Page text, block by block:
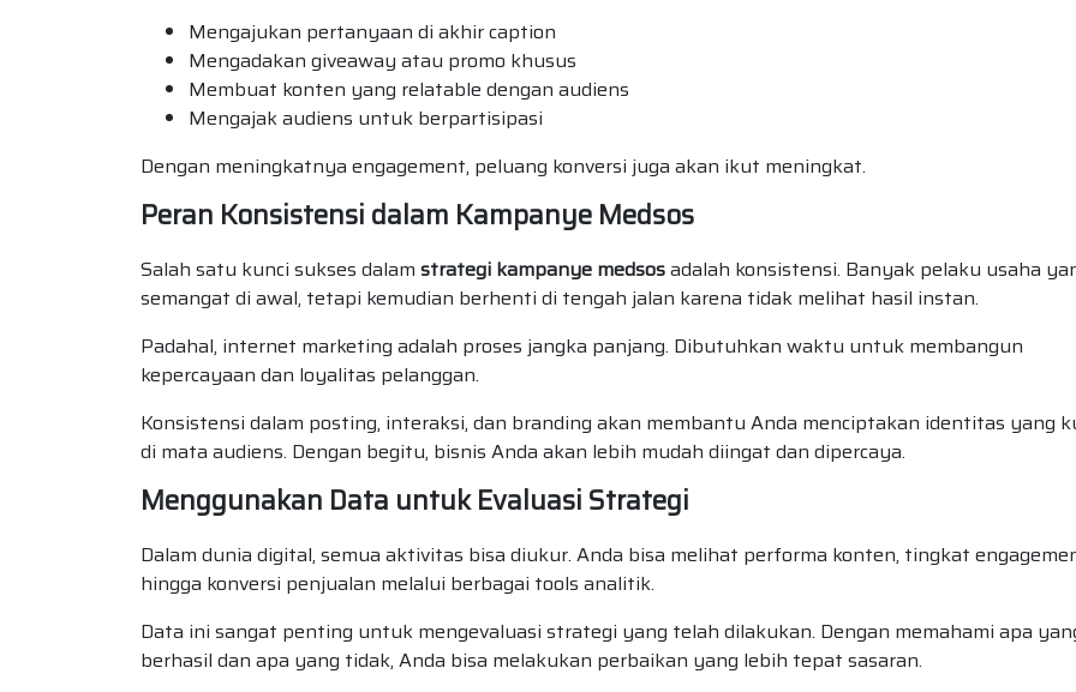
Mengajukan pertanyaan di akhir caption
Mengadakan giveaway atau promo khusus
Membuat konten yang relatable dengan audiens
Mengajak audiens untuk berpartisipasi
Dengan meningkatnya engagement, peluang konversi juga akan ikut meningkat.
Peran Konsistensi dalam Kampanye Medsos
Salah satu kunci sukses dalam strategi kampanye medsosadalah konsistensi. Banyak pelaku usaha
semangat di awal, tetapi kemudian berhenti di tengah jalan karena tidak melihat hasil instan.
Padahal, internet marketing adalah proses jangka panjang. Dibutuhkan waktu untuk membangun
kepercayaan dan loyalitas pelanggan.
Konsistensi dalam posting, interaksi, dan branding akan membantu Anda menciptakan identitas yang
di mata audiens. Dengan begitu, bisnis Anda akan lebih mudah diingat dan dipercaya.
Menggunakan Data untuk Evaluasi Strategi
Dalam dunia digital, semua aktivitas bisa diukur. Anda bisa melihat performa konten, tingkat
hingga konversi penjualan melalui berbagai tools analitik.
Data ini sangat penting untuk mengevaluasi strategi yang telah dilakukan. Dengan memahami apa
berhasil dan apa yang tidak, Anda bisa melakukan perbaikan yang lebih tepat sasaran.